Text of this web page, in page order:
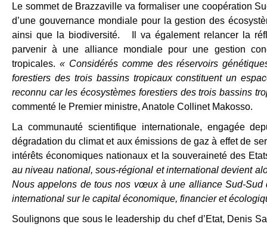
Le sommet de Brazzaville va formaliser une coopération
d’une gouvernance mondiale pour la gestion des
ainsi que la biodiversité. Il va également relancer la
parvenir à une alliance mondiale pour une gestion
tropicales. « Considérés comme des réservoirs
forestiers des trois bassins tropicaux constituent un
reconnu car les écosystèmes forestiers des trois bassins
commenté le Premier ministre, Anatole Collinet Makosso.
La communauté scientifique internationale, engagée
dégradation du climat et aux émissions de gaz à effet de
intérêts économiques nationaux et la souveraineté des
au niveau national, sous-régional et international devient
Nous appelons de tous nos vœux à une alliance Sud-
international sur le capital économique, financier et
Soulignons que sous le leadership du chef d’Etat, Denis